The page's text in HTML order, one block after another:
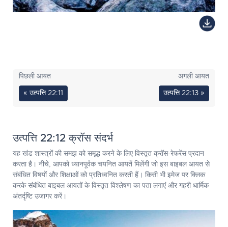
पिछली आयत
« उत्पत्ति 22:11
अगली आयत
उत्पत्ति 22:13 »
उत्पत्ति 22:12 क्रॉस संदर्भ
यह खंड शास्त्रों की समझ को समृद्ध करने के लिए विस्तृत क्रॉस-रेफरेंस प्रदान
करता है। नीचे, आपको ध्यानपूर्वक चयनित आयतें मिलेंगी जो इस बाइबल आयत से
संबंधित विषयों और शिक्षाओं को प्रतिध्वनित करती हैं। किसी भी इमेज पर क्लिक
करके संबंधित बाइबल आयतों के विस्तृत विश्लेषण का पता लगाएं और गहरी धार्मिक
अंतर्दृष्टि उजागर करें।